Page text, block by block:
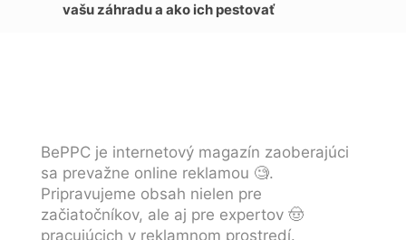
vašu záhradu a ako ich pestovať
BePPC je internetový magazín zaoberajúci
sa prevažne online reklamou 🧐.
Pripravujeme obsah nielen pre
začiatočníkov, ale aj pre expertov 🤠
pracujúcich v reklamnom prostredí.